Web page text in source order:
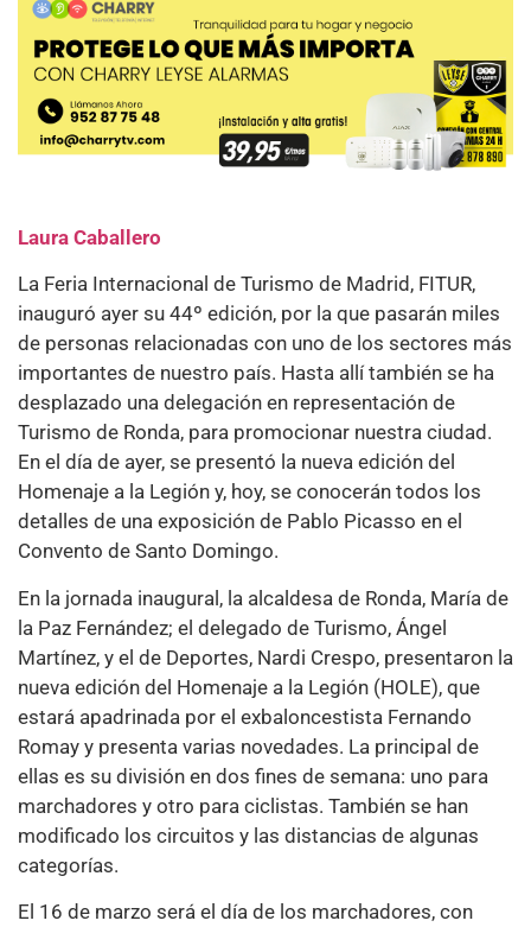
Laura Caballero
La Feria Internacional de Turismo de Madrid, FITUR,
inauguró ayer su 44º edición, por la que pasarán miles
de personas relacionadas con uno de los sectores más
importantes de nuestro país. Hasta allí también se ha
desplazado una delegación en representación de
Turismo de Ronda, para promocionar nuestra ciudad.
En el día de ayer, se presentó la nueva edición del
Homenaje a la Legión y, hoy, se conocerán todos los
detalles de una exposición de Pablo Picasso en el
Convento de Santo Domingo.
En la jornada inaugural, la alcaldesa de Ronda, María de
la Paz Fernández; el delegado de Turismo, Ángel
Martínez, y el de Deportes, Nardi Crespo, presentaron la
nueva edición del Homenaje a la Legión (HOLE), que
estará apadrinada por el exbaloncestista Fernando
Romay y presenta varias novedades. La principal de
ellas es su división en dos fines de semana: uno para
marchadores y otro para ciclistas. También se han
modificado los circuitos y las distancias de algunas
categorías.
El 16 de marzo será el día de los marchadores, con